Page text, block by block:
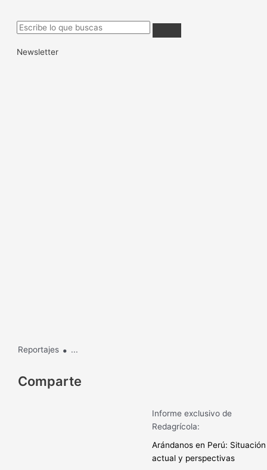
Newsletter
Reportajes . ...
Comparte
Informe exclusivo de
Redagrícola:
Arándanos en Perú: Situación
actual y perspectivas